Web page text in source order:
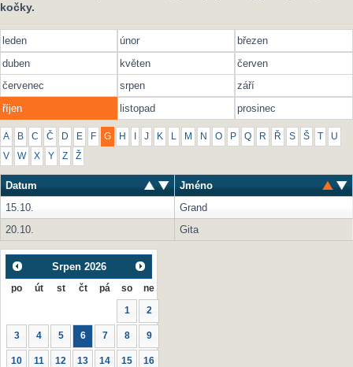
kočky.
leden únor
březen
duben
květen
červen
červenec
srpen
září
říjen
listopad prosinec
A B C Č D E F G H J K L M N O P Q R Ř S Š U
V W X Y Z Ž
Datum
Jméno
15.10.
Grand
20.10.
Gita
Srpen 2026
po út st čt pá so ne
1 2
3 4 5 6 7 8 9
10 11 12 13 14 15 16